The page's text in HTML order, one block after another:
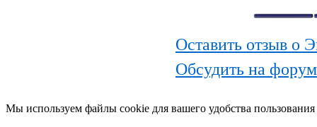
Оставить отзыв о
Обсудить на
Мы используем файлы cookie для вашего удобства